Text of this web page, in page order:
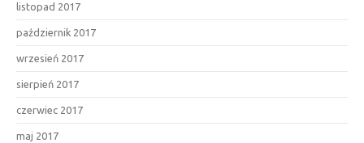
listopad 2017
październik 2017
wrzesień 2017
sierpień 2017
czerwiec 2017
maj 2017